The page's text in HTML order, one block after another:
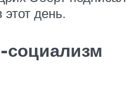
день.
социализм